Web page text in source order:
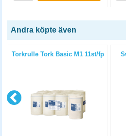
Andra köpte även
Torkrulle Tork Basic M1 11st/fp